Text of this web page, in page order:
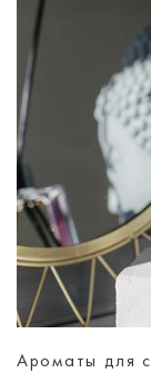
Ароматы для